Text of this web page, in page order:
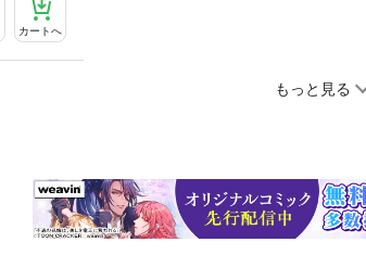
カートへ
もっと見る